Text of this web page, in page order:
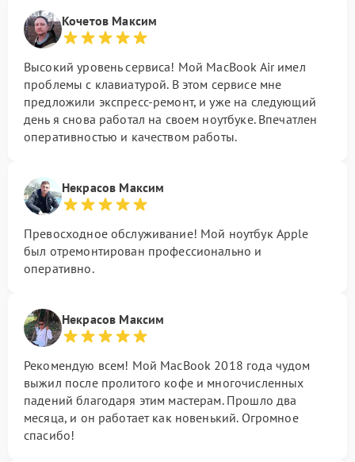
Кочетов Максим
Высокий уровень сервиса! Мой MacBook Air имел
проблемы с клавиатурой. В этом сервисе мне
предложили экспресс-ремонт, и уже на следующий
день я снова работал на своем ноутбуке. Впечатлен
оперативностью и качеством работы.
Некрасов Максим
Превосходное обслуживание! Мой ноутбук Apple
был отремонтирован профессионально и
оперативно.
Некрасов Максим
Рекомендую всем! Мой MacBook 2018 года чудом
выжил после пролитого кофе и многочисленных
падений благодаря этим мастерам. Прошло два
месяца, и он работает как новенький. Огромное
спасибо!